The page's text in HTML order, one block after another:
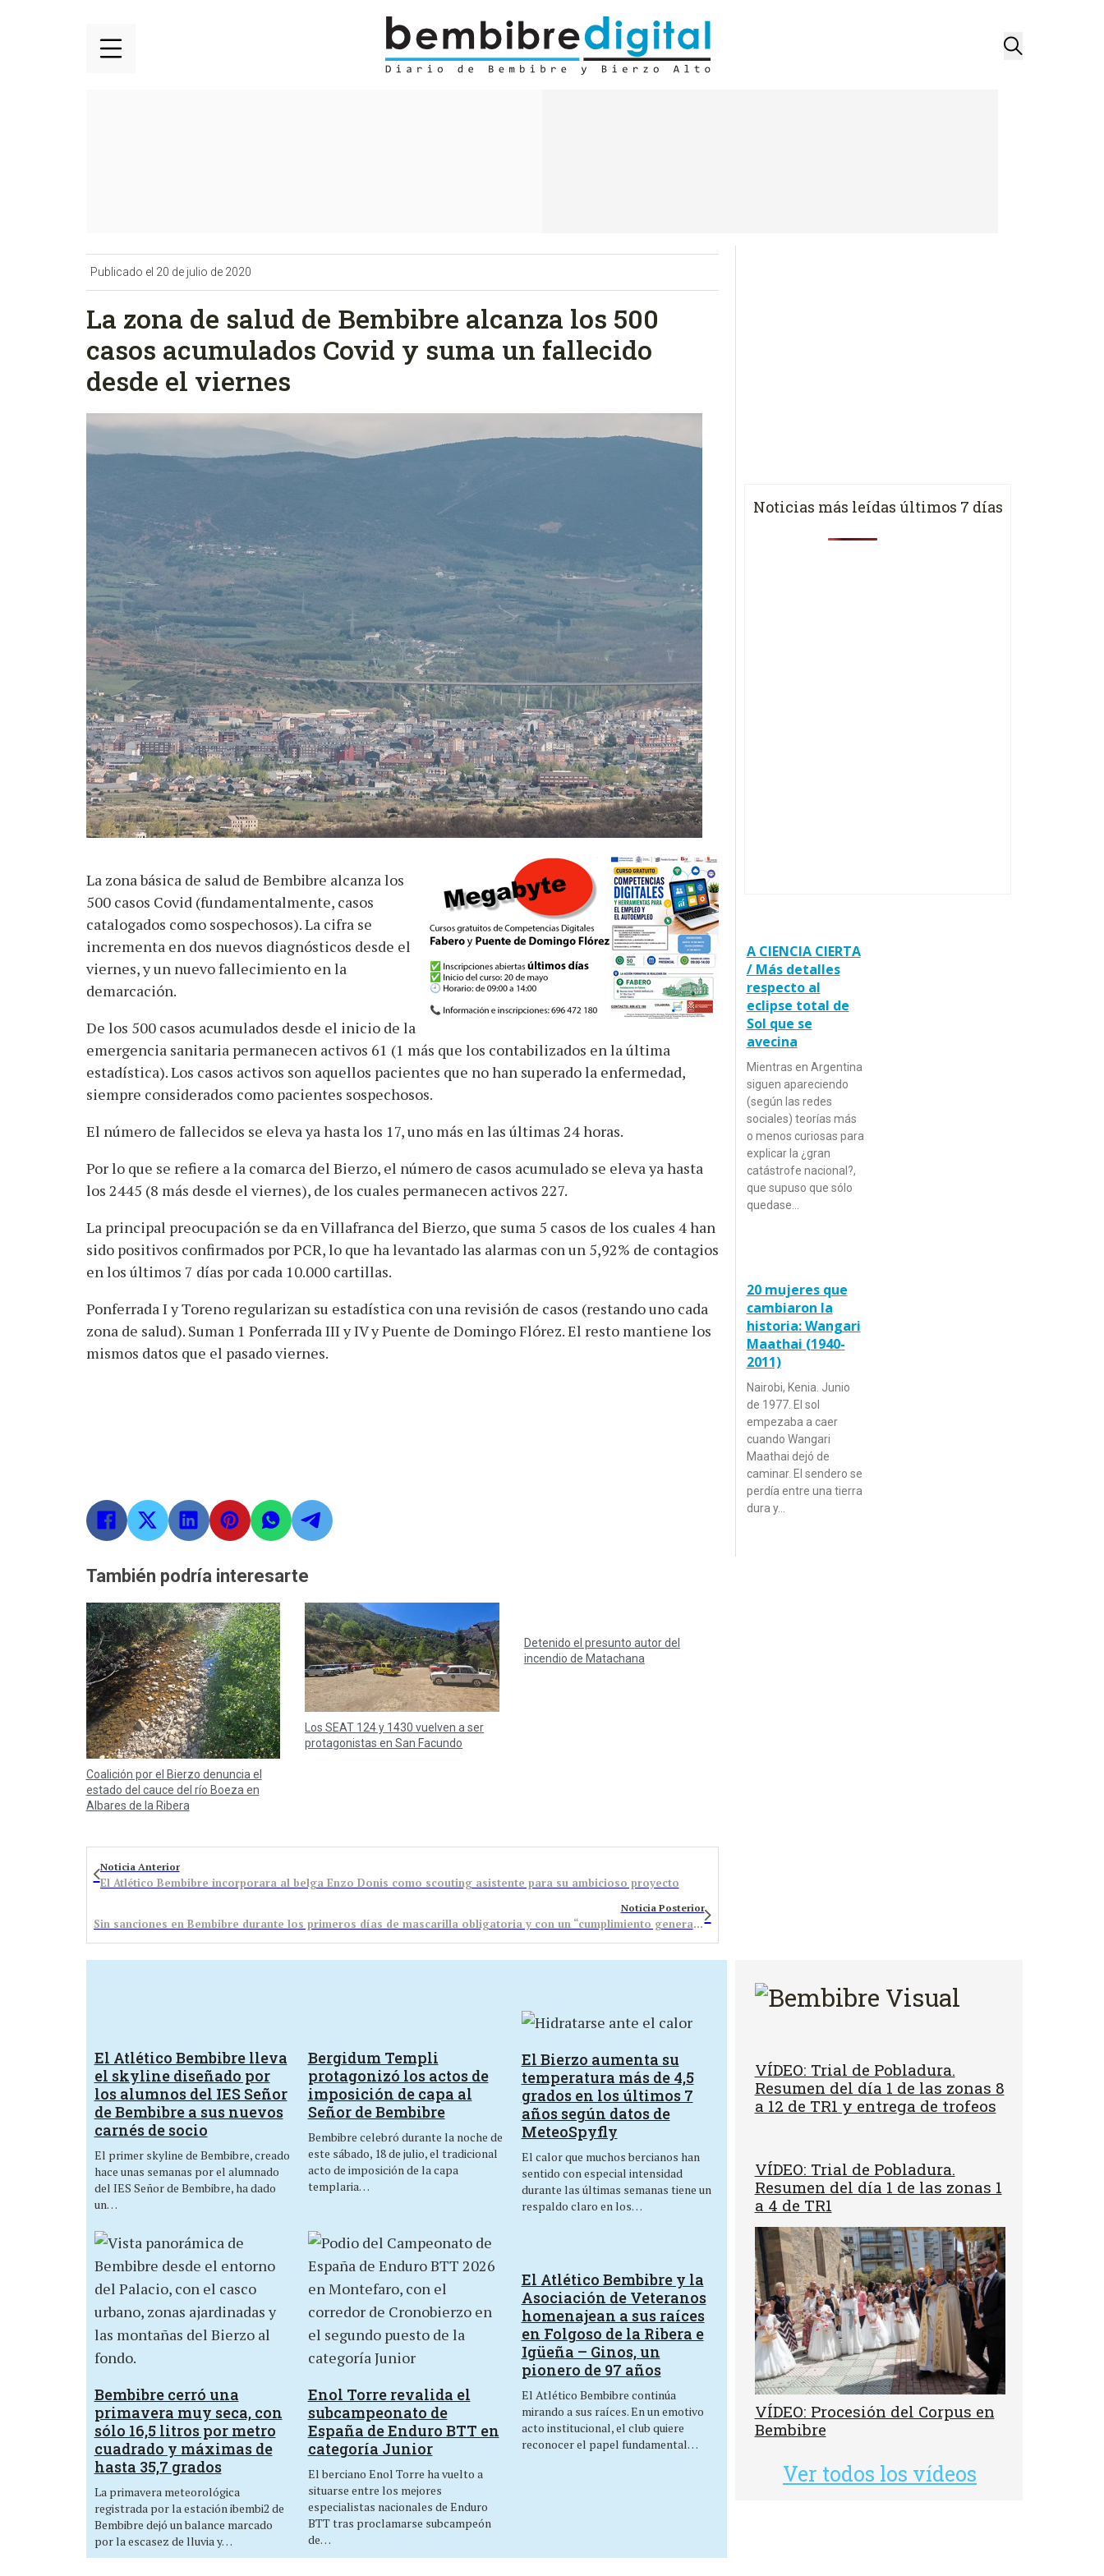
Publicado el 20 de julio de 2020
La zona de salud de Bembibre alcanza los 500
casos acumulados Covid y suma un fallecido
desde el viernes
La zona básica de salud de Bembibre alcanza los
500 casos Covid (fundamentalmente, casos
catalogados como sospechosos). La cifra se
incrementa en dos nuevos diagnósticos desde el
viernes, y un nuevo fallecimiento en la
demarcación.
De los 500 casos acumulados desde el inicio de la
emergencia sanitaria permanecen activos 61 (1 más que los contabilizados en la última
estadística). Los casos activos son aquellos pacientes que no han superado la enfermedad,
siempre considerados como pacientes sospechosos.
El número de fallecidos se eleva ya hasta los 17, uno más en las últimas 24 horas.
Por lo que se refiere a la comarca del Bierzo, el número de casos acumulado se eleva ya hasta
los 2445 (8 más desde el viernes), de los cuales permanecen activos 227.
La principal preocupación se da en Villafranca del Bierzo, que suma 5 casos de los cuales 4 han
sido positivos confirmados por PCR, lo que ha levantado las alarmas con un 5,92% de contagios
en los últimos 7 días por cada 10.000 cartillas.
Ponferrada I y Toreno regularizan su estadística con una revisión de casos (restando uno cada
zona de salud). Suman 1 Ponferrada III y IV y Puente de Domingo Flórez. El resto mantiene los
mismos datos que el pasado viernes.
También podría interesarte
Coalición por el Bierzo denuncia el
estado del cauce del río Boeza en
Albares de la Ribera
Los SEAT 124 y 1430 vuelven a ser
protagonistas en San Facundo
Detenido el presunto autor del
incendio de Matachana
Noticia Anterior
El Atlético Bembibre incorporara al belga Enzo Donis como scouting asistente para su ambicioso proyecto
Noticia Posterior
Sin sanciones en Bembibre durante los primeros días de mascarilla obligatoria y con un “cumplimiento general” de la norma
Noticias más leídas últimos 7 días
A CIENCIA CIERTA
/ Más detalles
respecto al
eclipse total de
Sol que se
avecina
Mientras en Argentina
siguen apareciendo
(según las redes
sociales) teorías más
o menos curiosas para
explicar la ¿gran
catástrofe nacional?,
que supuso que sólo
quedase…
20 mujeres que
cambiaron la
historia: Wangari
Maathai (1940-
2011)
Nairobi, Kenia. Junio
de 1977. El sol
empezaba a caer
cuando Wangari
Maathai dejó de
caminar. El sendero se
perdía entre una tierra
dura y…
El Atlético Bembibre lleva
el skyline diseñado por
los alumnos del IES Señor
de Bembibre a sus nuevos
carnés de socio
El primer skyline de Bembibre, creado
hace unas semanas por el alumnado
del IES Señor de Bembibre, ha dado
un…
Bergidum Templi
protagonizó los actos de
imposición de capa al
Señor de Bembibre
Bembibre celebró durante la noche de
este sábado, 18 de julio, el tradicional
acto de imposición de la capa
templaria…
El Bierzo aumenta su
temperatura más de 4,5
grados en los últimos 7
años según datos de
MeteoSpyfly
El calor que muchos bercianos han
sentido con especial intensidad
durante las últimas semanas tiene un
respaldo claro en los…
Bembibre cerró una
primavera muy seca, con
sólo 16,5 litros por metro
cuadrado y máximas de
hasta 35,7 grados
La primavera meteorológica
registrada por la estación ibembi2 de
Bembibre dejó un balance marcado
por la escasez de lluvia y…
Enol Torre revalida el
subcampeonato de
España de Enduro BTT en
categoría Junior
El berciano Enol Torre ha vuelto a
situarse entre los mejores
especialistas nacionales de Enduro
BTT tras proclamarse subcampeón
de…
El Atlético Bembibre y la
Asociación de Veteranos
homenajean a sus raíces
en Folgoso de la Ribera e
Igüeña – Ginos, un
pionero de 97 años
El Atlético Bembibre continúa
mirando a sus raíces. En un emotivo
acto institucional, el club quiere
reconocer el papel fundamental…
VÍDEO: Trial de Pobladura.
Resumen del día 1 de las zonas 8
a 12 de TR1 y entrega de trofeos
VÍDEO: Trial de Pobladura.
Resumen del día 1 de las zonas 1
a 4 de TR1
VÍDEO: Procesión del Corpus en
Bembibre
Ver todos los vídeos